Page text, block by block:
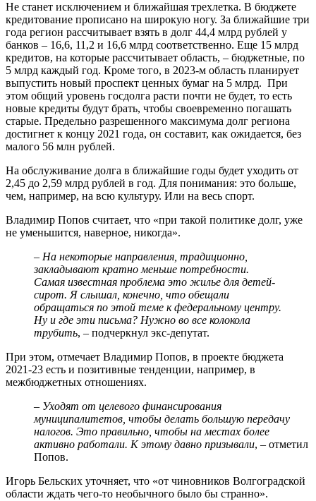
Не станет исключением и ближайшая трехлетка. В бюджете
кредитование прописано на широкую ногу. За ближайшие три
года регион рассчитывает взять в долг 44,4 млрд рублей у
банков – 16,6, 11,2 и 16,6 млрд соответственно. Еще 15 млрд
кредитов, на которые рассчитывает область, – ­бюджетные, по
5 млрд каждый год. Кроме того, в 2023-м область планирует
выпустить новый проспект ценных бумаг на 5 млрд. При
этом общий уровень госдолга расти почти не будет, то есть
новые кредиты будут брать, чтобы своевременно погашать
старые. Предельно разрешенного максимума долг региона
достигнет к концу 2021 года, он составит, как ожидается, без
малого 56 млн рублей.
На обслуживание долга в ближайшие годы будет уходить от
2,45 до 2,59 млрд рублей в год. Для понимания: это больше,
чем, например, на всю культуру. Или на весь спорт.
Владимир Попов считает, что «при такой политике долг, уже
не уменьшится, наверное, никогда».
– На некоторые направления, традиционно,
закладывают кратно меньше потребности.
Самая известная проблема это жилье для детей-
сирот. Я слышал, конечно, что обещали
обращаться по этой теме к федеральному центру.
Ну и где эти письма? Нужно во все колокола
трубить, – подчеркнул экс-депутат.
При этом, отмечает Владимир Попов, в проекте бюджета
2021-23 есть и позитивные тенденции, например, в
межбюджетных отношениях.
– Уходят от целевого финансирования
муниципалитетов, чтобы делать большую передачу
налогов. Это правильно, чтобы на местах более
активно работали. К этому давно призывали, – отметил
Попов.
Игорь Бельских уточняет, что «от чиновников Волгоградской
области ждать чего-то необычного было бы странно».